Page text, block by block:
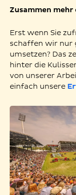
Zusammen mehr
Erst wenn Sie
schaffen wir nur
umsetzen? Das
hinter die
von unserer
einfach unsere